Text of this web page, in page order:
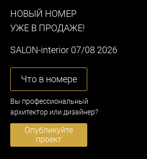
НОВЫЙ НОМЕР
УЖЕ В ПРОДАЖЕ!
SALON-interior 07/08 2026
Что в номере
Вы профессиональный
архитектор или дизайнер?
Опубликуйте
проект